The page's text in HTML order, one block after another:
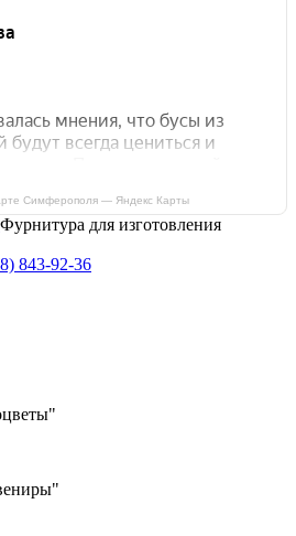
Симферополя — Яндекс Карты
Фурнитура для изготовления
843-92-36